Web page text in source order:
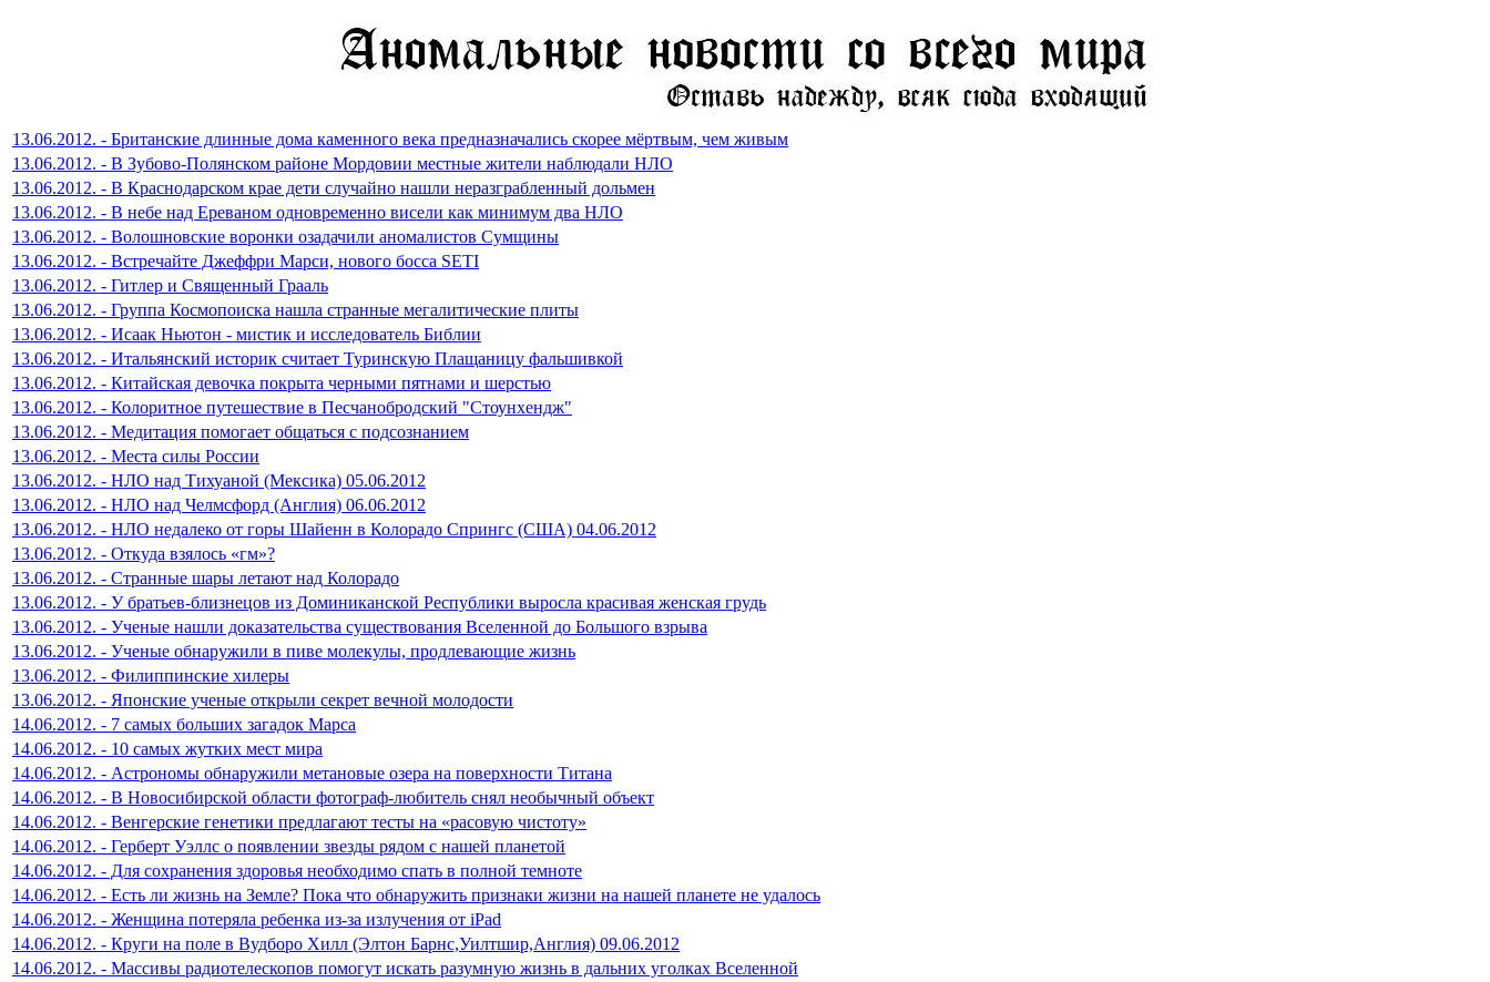
13.06.2012. - Британские длинные дома каменного века предназначались скорее мёртвым, чем живым
13.06.2012. - В Зубово-Полянском районе Мордовии местные жители наблюдали НЛО
13.06.2012. - В Краснодарском крае дети случайно нашли неразграбленный дольмен
13.06.2012. - В небе над Ереваном одновременно висели как минимум два НЛО
13.06.2012. - Волошновские воронки озадачили аномалистов Сумщины
13.06.2012. - Встречайте Джеффри Марси, нового босса SETI
13.06.2012. - Гитлер и Священный Грааль
13.06.2012. - Группа Космопоиска нашла странные мегалитические плиты
13.06.2012. - Исаак Ньютон - мистик и исследователь Библии
13.06.2012. - Итальянский историк считает Туринскую Плащаницу фальшивкой
13.06.2012. - Китайская девочка покрыта черными пятнами и шерстью
13.06.2012. - Колоритное путешествие в Песчанобродский "Стоунхендж"
13.06.2012. - Медитация помогает общаться с подсознанием
13.06.2012. - Места силы России
13.06.2012. - НЛО над Тихуаной (Мексика) 05.06.2012
13.06.2012. - НЛО над Челмсфорд (Англия) 06.06.2012
13.06.2012. - НЛО недалеко от горы Шайенн в Колорадо Спрингс (США) 04.06.2012
13.06.2012. - Откуда взялось «гм»?
13.06.2012. - Странные шары летают над Колорадо
13.06.2012. - У братьев-близнецов из Доминиканской Республики выросла красивая женская грудь
13.06.2012. - Ученые нашли доказательства существования Вселенной до Большого взрыва
13.06.2012. - Ученые обнаружили в пиве молекулы, продлевающие жизнь
13.06.2012. - Филиппинские хилеры
13.06.2012. - Японские ученые открыли секрет вечной молодости
14.06.2012. - 7 самых больших загадок Марса
14.06.2012. - 10 самых жутких мест мира
14.06.2012. - Астрономы обнаружили метановые озера на поверхности Титана
14.06.2012. - В Новосибирской области фотограф-любитель снял необычный объект
14.06.2012. - Венгерские генетики предлагают тесты на «расовую чистоту»
14.06.2012. - Герберт Уэллс о появлении звезды рядом с нашей планетой
14.06.2012. - Для сохранения здоровья необходимо спать в полной темноте
14.06.2012. - Есть ли жизнь на Земле? Пока что обнаружить признаки жизни на нашей планете не удалось
14.06.2012. - Женщина потеряла ребенка из-за излучения от iPad
14.06.2012. - Круги на поле в Вудборо Хилл (Элтон Барнс,Уилтшир,Англия) 09.06.2012
14.06.2012. - Массивы радиотелескопов помогут искать разумную жизнь в дальних уголках Вселенной